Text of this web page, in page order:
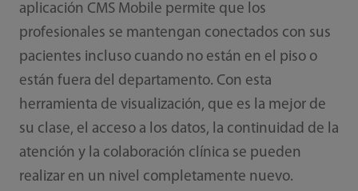
aplicación CMS Mobile permite que los
profesionales se mantengan conectados con sus
pacientes incluso cuando no están en el piso o
están fuera del departamento. Con esta
herramienta de visualización, que es la mejor de
su clase, el acceso a los datos, la continuidad de la
atención y la colaboración clínica se pueden
realizar en un nivel completamente nuevo.